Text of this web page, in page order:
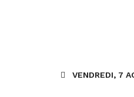
VENDREDI, 7
Dynamics_365 11 Août